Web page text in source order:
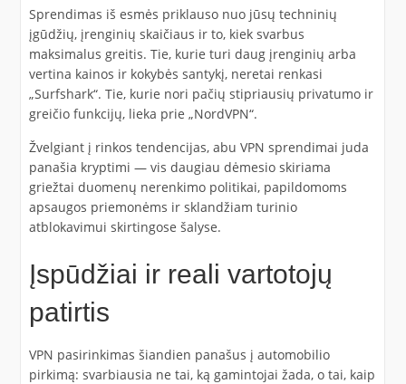
Sprendimas iš esmės priklauso nuo jūsų techninių
įgūdžių, įrenginių skaičiaus ir to, kiek svarbus
maksimalus greitis. Tie, kurie turi daug įrenginių arba
vertina kainos ir kokybės santykį, neretai renkasi
„Surfshark“. Tie, kurie nori pačių stipriausių privatumo ir
greičio funkcijų, lieka prie „NordVPN“.
Žvelgiant į rinkos tendencijas, abu VPN sprendimai juda
panašia kryptimi — vis daugiau dėmesio skiriama
griežtai duomenų nerenkimo politikai, papildomoms
apsaugos priemonėms ir sklandžiam turinio
atblokavimui skirtingose šalyse.
Įspūdžiai ir reali vartotojų
patirtis
VPN pasirinkimas šiandien panašus į automobilio
pirkimą: svarbiausia ne tai, ką gamintojai žada, o tai, kaip